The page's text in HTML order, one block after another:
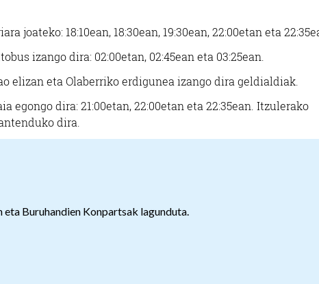
joateko: 18:10ean, 18:30ean, 19:30ean, 22:00etan eta
izango dira: 02:00etan, 02:45ean eta 03:25ean.
elizan eta Olaberriko erdigunea izango dira geldialdiak.
egongo dira: 21:00etan, 22:00etan eta 22:35ean. Itzulerako
dira.
Buruhandien Konpartsak lagunduta.